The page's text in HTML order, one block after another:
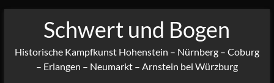
Schwert und Bogen
Historische Kampfkunst Hohenstein – Nürnberg – Coburg
– Erlangen – Neumarkt – Arnstein bei Würzburg